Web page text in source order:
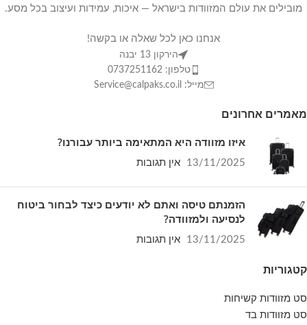
מובילים את עולם המזוודות בישראל — איכות, עמידות ועיצוב בכל מסע.
אנחנו כאן לכל שאלה או בקשה!
הירקון 13 יבנה
טלפון: 0737251162
מייל: Service@calpaks.co.il
מאמרים אחרונים
איזו מזוודה היא המתאימה ביותר עבורנו?
13/11/2025 אין תגובות
הזמנתם טיסה ואתם לא יודעים כיצד לבחור ביטוח
לנסיעה ולמזוודה?
13/11/2025 אין תגובות
קטגוריות
סט מזוודות קשיחות
סט מזוודות בד